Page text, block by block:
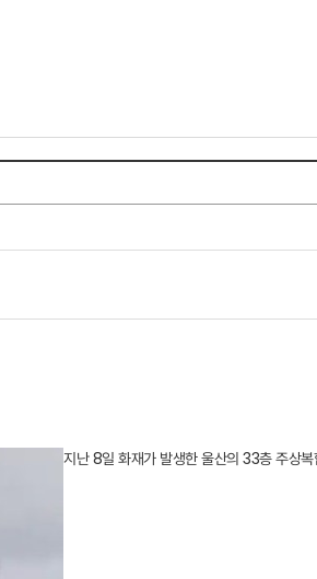
지난 8일 화재가 발생한 울산의 33층 주상